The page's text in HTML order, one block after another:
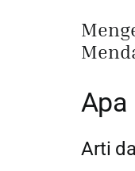
Apa
Arti